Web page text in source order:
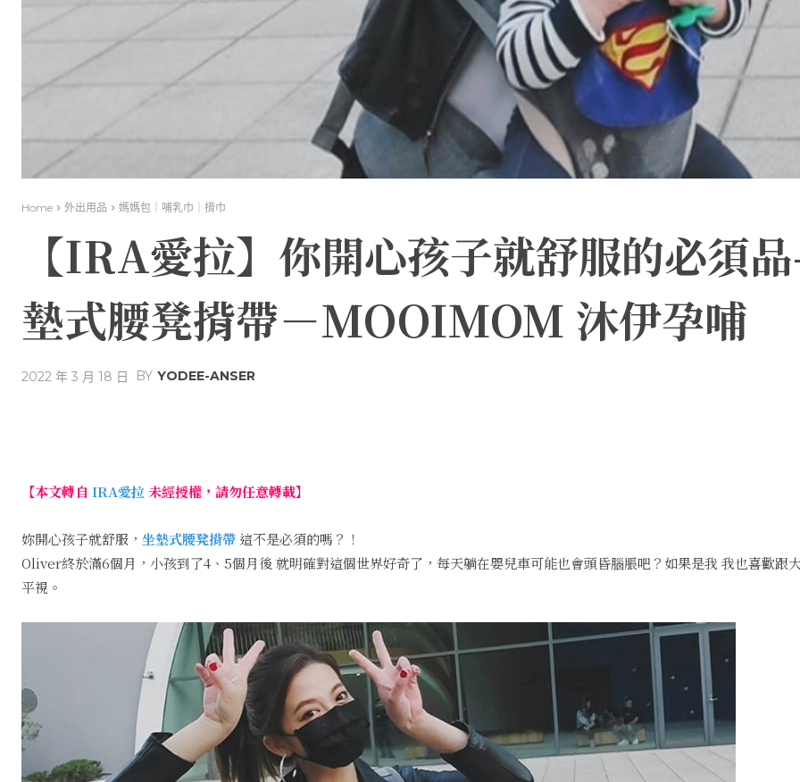
Home 外出用品 媽媽包｜哺乳巾｜揹巾
【IRA愛拉】你開心孩子就舒服的必須
墊式腰凳揹帶－MOOIMOM 沐伊孕哺
2022 年 3 月 18 日 BY YODEE-ANSER
【本文轉自 IRA愛拉 未經授權，請勿任意轉載】
妳開心孩子就舒服， 坐墊式腰凳揹帶 這不是必須的嗎？！
Oliver終於滿6個月，小孩到了4、5個月後 就明確對這個世界好奇了，每天躺在嬰兒車可能也會頭昏腦脹吧？如果是我 我也喜歡跟
平視。